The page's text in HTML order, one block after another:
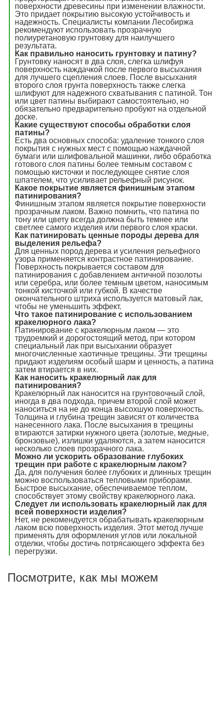
поверхности древесины при изменении влажности.
Это придает покрытию высокую устойчивость и
надежность. Специалисты компании Лесобиржа
рекомендуют использовать прозрачную
полиуретановую грунтовку для наилучшего
результата.
Как правильно наносить грунтовку и патину?
Грунтовку наносят в два слоя, слегка шлифуя
поверхность наждачкой после первого высыхания
для лучшего сцепления слоев. После высыхания
второго слоя грунта поверхность также слегка
шлифуют для надежного схватывания с патиной. Тон
или цвет патины выбирают самостоятельно, но
обязательно предварительно пробуют на отдельной
доске.
Какие существуют способы обработки слоя
патины?
Есть два основных способа: удаление тонкого слоя
покрытия с нужных мест с помощью наждачной
бумаги или шлифовальной машинки, либо обработка
готового слоя патины более темным составом с
помощью кисточки и последующее снятие слоя
шпателем, что усиливает рельефный рисунок.
Какое покрытие является финишным этапом
патинирования?
Финишным этапом является покрытие поверхности
прозрачным лаком. Важно помнить, что патина по
тону или цвету всегда должна быть темнее или
светлее самого изделия или первого слоя краски.
Как патинировать ценные породы дерева для
выделения рельефа?
Для ценных пород дерева и усиления рельефного
узора применяется контрастное патинирование.
Поверхность покрывается составом для
патинирования с добавлением античной позолоты
или серебра, или более темным цветом, наносимым
тонкой кисточкой или губкой. В качестве
окончательного штриха используется матовый лак,
чтобы не уменьшить эффект.
Что такое патинирование с использованием
кракелюрного лака?
Патинирование с кракелюрным лаком — это
трудоемкий и дорогостоящий метод, при котором
специальный лак при высыхании образует
многочисленные хаотичные трещины. Эти трещины
придают изделиям особый шарм и ценность, а патина
затем втирается в них.
Как наносить кракелюрный лак для
патинирования?
Кракелюрный лак наносится на грунтовочный слой,
иногда в два подхода, причем второй слой может
наноситься на не до конца высохшую поверхность.
Толщина и глубина трещин зависят от количества
нанесенного лака. После высыхания в трещины
втираются затирки нужного цвета (золотые, медные,
бронзовые), излишки удаляются, а затем наносится
несколько слоев прозрачного лака.
Можно ли ускорить образование глубоких
трещин при работе с кракелюрным лаком?
Да, для получения более глубоких и длинных трещин
можно воспользоваться тепловыми приборами.
Быстрое высыхание, обеспечиваемое теплом,
способствует этому свойству кракелюрного лака.
Следует ли использовать кракелюрный лак для
всей поверхности изделия?
Нет, не рекомендуется обрабатывать кракелюрным
лаком всю поверхность изделия. Этот метод лучше
применять для оформления углов или локальной
отделки, чтобы достичь потрясающего эффекта без
перегрузки.
Посмотрите, как мы можем